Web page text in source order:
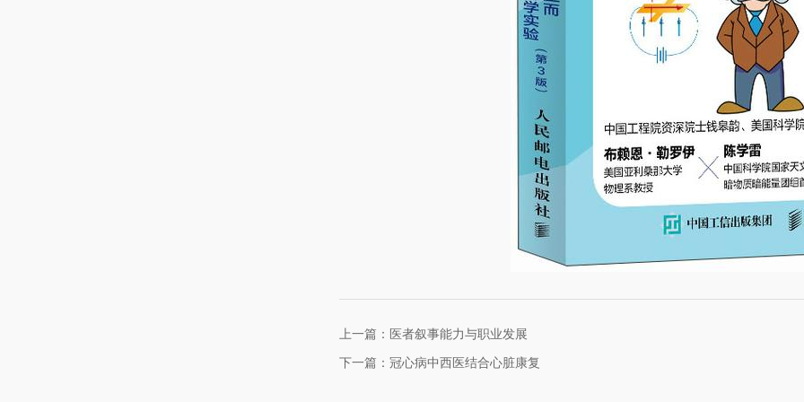
上一篇：医者叙事能力与职业发展
下一篇：冠心病中西医结合心脏康复